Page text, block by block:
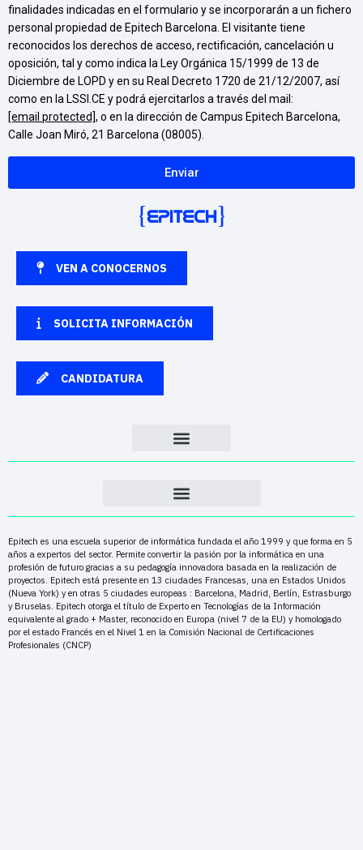
finalidades indicadas en el formulario y se incorporarán a un fichero
personal propiedad de Epitech Barcelona. El visitante tiene
reconocidos los derechos de acceso, rectificación, cancelación u
oposición, tal y como indica la Ley Orgánica 15/1999 de 13 de
Diciembre de LOPD y en su Real Decreto 1720 de 21/12/2007, así
como en la LSSI.CE y podrá ejercitarlos a través del mail:
[email protected], o en la dirección de Campus Epitech Barcelona,
Calle Joan Miró, 21 Barcelona (08005).
Enviar
VEN A CONOCERNOS
SOLICITA INFORMACIÓN
CANDIDATURA
Epitech es una escuela superior de informática fundada el año 1999 y que forma en 5
años a expertos del sector. Permite convertir la pasión por la informática en una
profesión de futuro gracias a su pedagogía innovadora basada en la realización de
proyectos. Epitech está presente en 13 ciudades Francesas, una en Estados Unidos
(Nueva York) y en otras 5 ciudades europeas : Barcelona, Madrid, Berlín, Estrasburgo
y Bruselas. Epitech otorga el título de Experto en Tecnologías de la Información
equivalente al grado + Master, reconocido en Europa (nivel 7 de la EU) y homologado
por el estado Francés en el Nivel 1 en la Comisión Nacional de Certificaciones
Profesionales (CNCP)